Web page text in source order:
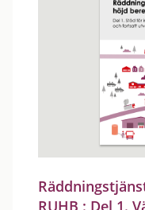
RUHB : Del 1.